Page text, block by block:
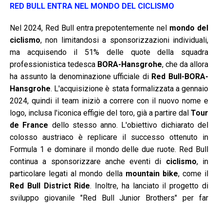
RED BULL ENTRA NEL MONDO DEL CICLISMO
Nel 2024, Red Bull entra prepotentemente nel mondo del
ciclismo, non limitandosi a sponsorizzazioni individuali,
ma acquisendo il 51% delle quote della squadra
professionistica tedesca BORA-Hansgrohe, che da allora
ha assunto la denominazione ufficiale di Red Bull-BORA-
Hansgrohe. L'acquisizione è stata formalizzata a gennaio
2024, quindi il team iniziò a correre con il nuovo nome e
logo, inclusa l'iconica effigie del toro, già a partire dal Tour
de France dello stesso anno. L'obiettivo dichiarato del
colosso austriaco è replicare il successo ottenuto in
Formula 1 e dominare il mondo delle due ruote. Red Bull
continua a sponsorizzare anche eventi di ciclismo, in
particolare legati al mondo della mountain bike, come il
Red Bull District Ride. Inoltre, ha lanciato il progetto di
sviluppo giovanile "Red Bull Junior Brothers" per far